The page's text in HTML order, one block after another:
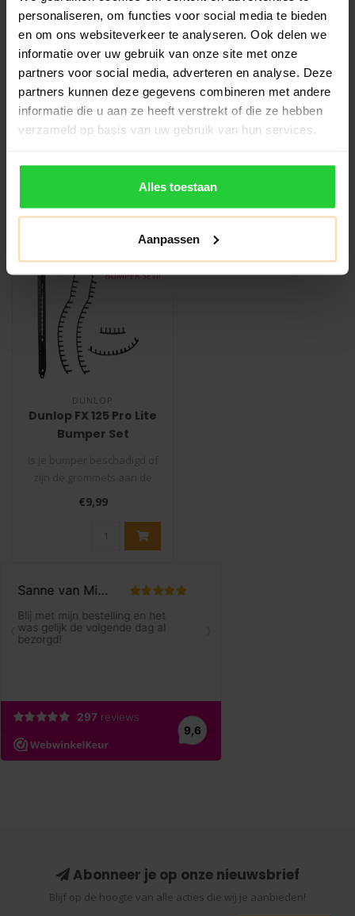
personaliseren, om functies voor social media te bieden
en om ons websiteverkeer te analyseren. Ook delen we
informatie over uw gebruik van onze site met onze
partners voor social media, adverteren en analyse. Deze
partners kunnen deze gegevens combineren met andere
informatie die u aan ze heeft verstrekt of die ze hebben
verzameld op basis van uw gebruik van hun services.
Alles toestaan
Aanpassen
Dunlop CX 132 Bumper
Set (Squashracket)
Is je bumper beschadigd of
zijn de grommets aan de
binnenkant van je racket
Dunlop CX 125 Bumper
Set (Squashracket)
Is je bumper beschadigd of
zijn de grommets aan de
DUNLOP
Dunlop FX 125 Pro Lite
Bumper Set
binnenkant van je racket
stuk..
€9,99
Abonneer je op onze nieuwsbrief
Blijf op de hoogte van alle acties die wij je aanbieden!